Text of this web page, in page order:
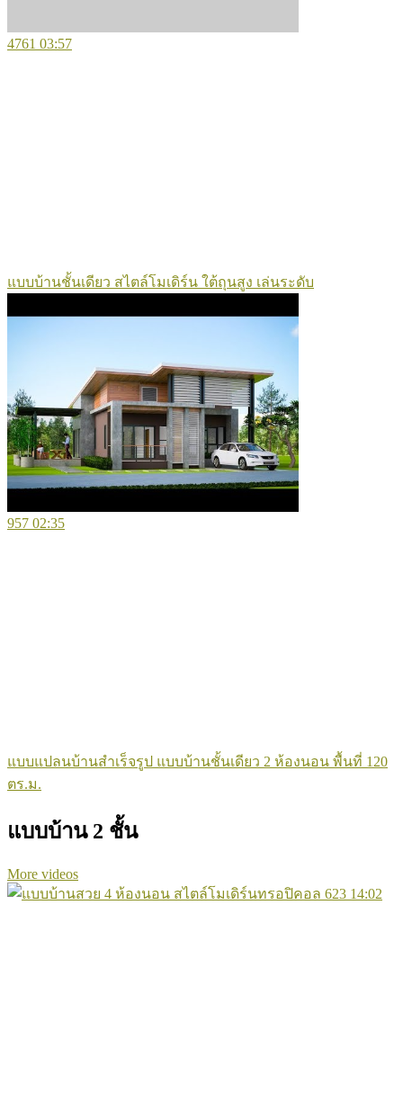
4761 03:57
แบบบ้านชั้นเดียว สไตล์โมเดิร์น ใต้ถุนสูง เล่นระดับ
957 02:35
แบบแปลนบ้านสำเร็จรูป แบบบ้านชั้นเดียว 2 ห้องนอน พื้นที่ 120
ตร.ม.
แบบบ้าน 2 ชั้น
More videos
623 14:02